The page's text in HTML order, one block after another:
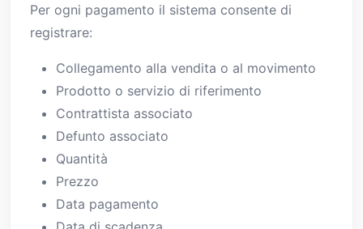
Per ogni pagamento il sistema consente di
registrare:
Collegamento alla vendita o al movimento
Prodotto o servizio di riferimento
Contrattista associato
Defunto associato
Quantità
Prezzo
Data pagamento